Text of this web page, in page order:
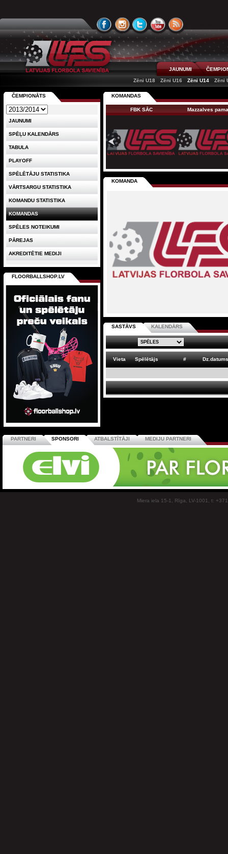
JAUNUMI
Zēni U18
Zēni U16 Zēni U14 Zēni
KOMANDAS
FBK SĀC Mazzalves
KOMANDA
SASTĀVS KALENDĀRS
Vieta Spēlētājs # Dz.datums
ČEMPIONĀTS
JAUNUMI
SPĒĻU KALENDĀRS
TABULA
PLAYOFF
SPĒLĒTĀJU STATISTIKA
VĀRTSARGU STATISTIKA
KOMANDU STATISTIKA
KOMANDAS
SPĒLES NOTEIKUMI
PĀREJAS
AKREDITĒTIE MEDIJI
FLOORBALLSHOP.LV
PARTNERI SPONSORI ATBALSTĪTĀJI MEDIJU PARTNERI
Miera iela 15-1, Rīga, LV-1001, t: